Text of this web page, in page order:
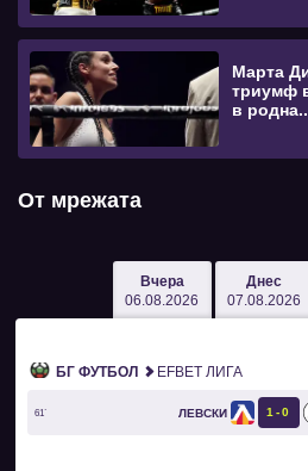
Марта
триумф
в
От мрежата
Вчера
06.08.2026
Днес
07.08.2026
БГ ФУТБОЛ EFBET ЛИГА
61` ЛЕВСКИ 1 0